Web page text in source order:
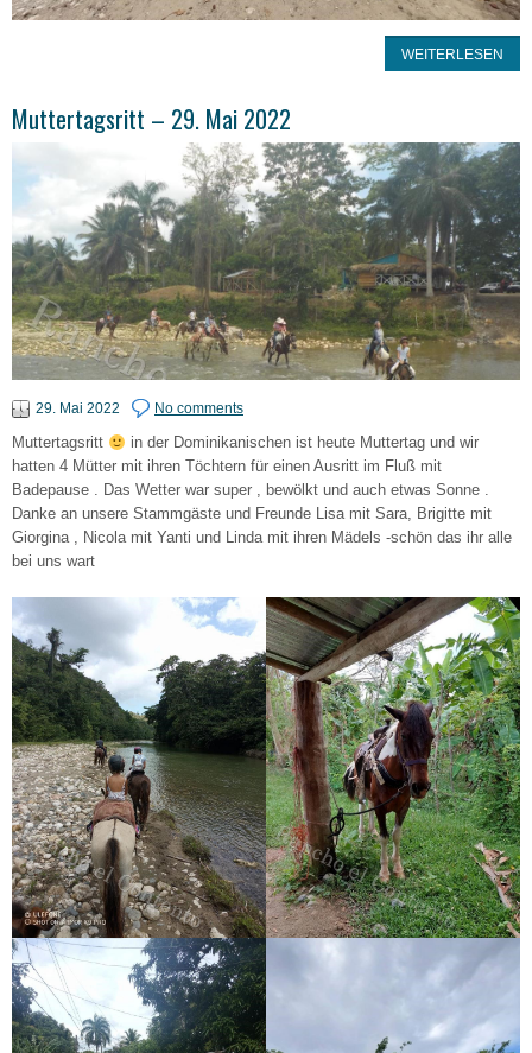
WEITERLESEN
Muttertagsritt – 29. Mai 2022
29. Mai 2022 No comments
Muttertagsritt
in der Dominikanischen ist heute Muttertag und wir
hatten 4 Mütter mit ihren Töchtern für einen Ausritt im Fluß mit
Badepause . Das Wetter war super , bewölkt und auch etwas Sonne .
Danke an unsere Stammgäste und Freunde Lisa mit Sara, Brigitte mit
Giorgina , Nicola mit Yanti und Linda mit ihren Mädels -schön das ihr alle
bei uns wart